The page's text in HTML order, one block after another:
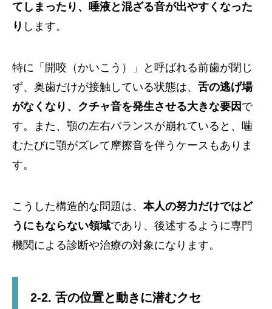
てしまったり、唾液と混ざる音が出やすくなった
り します。
特に「開咬（かいこう）」と呼ばれる前歯が閉じ
ず、奥歯だけが接触している状態は、 舌の逃げ場
がなくなり、クチャ音を発生させる大きな要因 で
す。また、顎の左右バランスが崩れていると、噛
むたびに顎がズレて摩擦音を伴うケースもありま
す。
こうした構造的な問題は、 本人の努力だけではど
うにもならない領域であり、後述するように専門
機関による診断や治療の対象になります。
2-2. 舌の位置と動きに潜むクセ